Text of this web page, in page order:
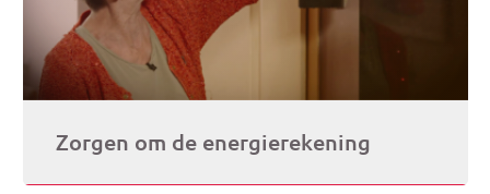
Zorgen om de energierekening